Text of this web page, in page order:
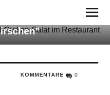
Wiener Schnitzel
KOMMENTARE 0